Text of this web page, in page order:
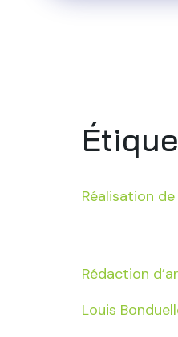
Réalisation
Rédaction
Louis